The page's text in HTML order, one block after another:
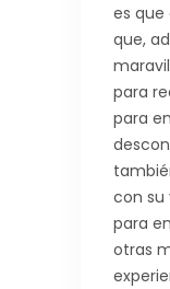
es que
que,
para
para
con su
para
otras